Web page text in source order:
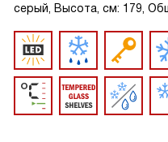
серый, Высота, см: 179,